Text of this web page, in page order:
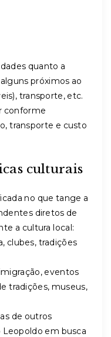
quanto a
próximos ao
transporte, etc.
conforme
transporte e custo
culturais
no que tange a
diretos de
a cultura local:
clubes, tradições
eventos
tradições, museus,
de outros
Leopoldo em busca